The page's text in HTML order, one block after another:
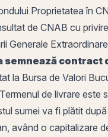
Proprietatea în
de CNAB cu
Generale
semnează contract
la Bursa de Valori
de livrare
sumei va fi plătit
având o capitalizare